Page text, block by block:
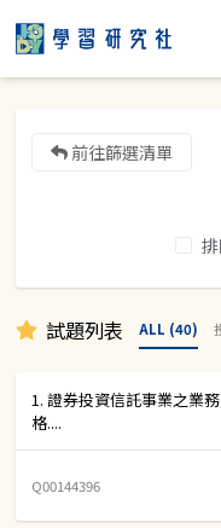
前往篩選清單
試題列表 ALL (40)
1. 證券投資信託事業之業
格....
Q00144396